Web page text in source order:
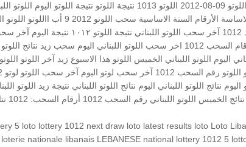
09-08-2012 اللوتو 1013 نتيجة اللوتو نتيجة اللوتو اليوم اللوتو
الأرقام الستة الاساسية سحب اللوتو 2012 9 أب االلوتو اللوتو اللبناني
آخر سحب اللوتو اللبناني نتيجة اللوتو ١٠١٢ نتيجة اليوم آخر سحب
السحب 1012 اخر سحب اللوتو اللبناني اليوم سحب زيد نتائج
اليوم اللوتو اللبناني الخميس اللوتو هذا الاسبوع زيد آخر اللوتو
اللوتو رقم السحب 1012 آخر سحب لوتو اليوم آخر سحب اللوتو لوتو 1012
نتائج اللوتو اللبناني اليوم نتائج اللوتو اللبناني نتيجة زيد اللوتو
نتائج الخميس اللوتو اللبناني رقم السحب 1012 أرقام السحب: 1012
5 loto lottery 1012 next draw loto latest results loto Loto
loterie nationale libanais LEBANESE national lottery 1012 5